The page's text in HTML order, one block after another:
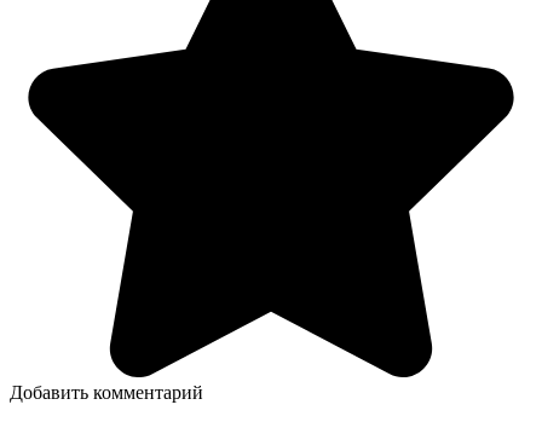
Добавить комментарий